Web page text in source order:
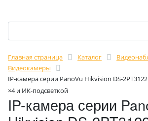
Главная страница Каталог
Видеокамеры
IP-камера серии PanoVu Hikvision DS-
×4 и ИК-подсветкой
IP-камера серии